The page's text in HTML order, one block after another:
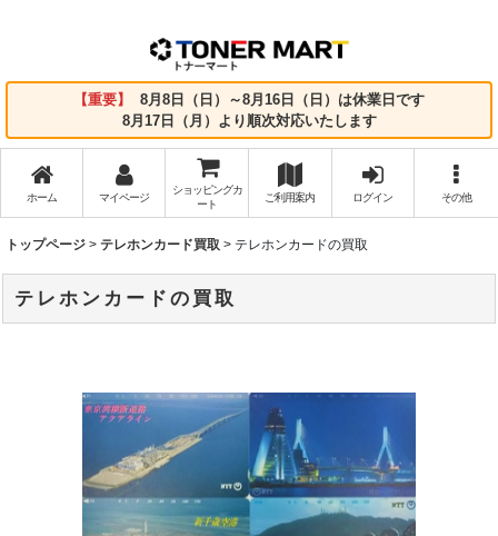
【重要】
8月8日（日）～8月16日（日）は休業日です
8月17日（月）より順次対応いたします
ホーム マイページ
ショッピングカ
ート
ご利用案内 ログイン その他
トップページ > テレホンカード買取 > テレホンカードの買取
テレホンカードの買取